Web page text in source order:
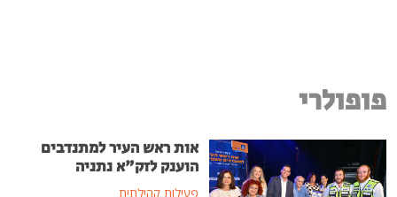
פופולרי
אות ראש העיר למתנדבים
הוענק לזק"א נתניה
פעילות קהילתית